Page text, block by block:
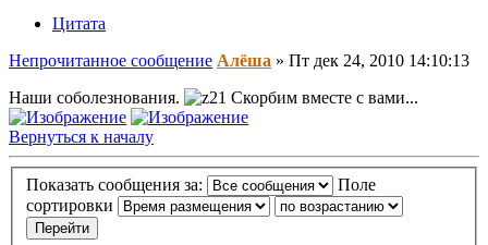
Цитата
Непрочитанное сообщение Алёша » Пт дек 24, 2010 14:10:13
Наши соболезнования.
Скорбим вместе с вами...
Вернуться к началу
Показать сообщения за:
Поле
сортировки